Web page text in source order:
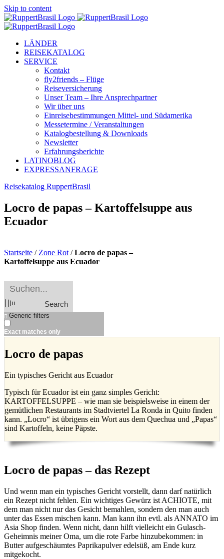
Skip to content
LÄNDER
REISEKATALOG
SERVICE
Kontakt
fly2friends – Flüge
Reiseversicherung
Unser Team – Ihre Ansprechpartner
Wir über uns
Einreisebestimmungen Mittel- und Südamerika
Messetermine / Veranstaltungen
Katalogbestellung & Downloads
Newsletter
Erfahrungsberichte
LATINOBLOG
EXPRESSANFRAGE
Reisekatalog RuppertBrasil
Locro de papas – Kartoffelsuppe aus
Ecuador
Startseite / Zone Rot /Locro de papas –
Kartoffelsuppe aus Ecuador
Search
Generic filters
Exact matches only
Locro de papas
Ein typisches Gericht aus Ecuador
Typisch für Ecuador ist ein ganz simples Gericht:
KARTOFFELSUPPE – wie man sie beispielsweise in einem der
gemütlichen Restaurants im Stadtviertel La Ronda in Quito finden
kann. „Locro“ ist übrigens ein Wort aus dem Quechua und „Papas“
sind Kartoffeln, keine Päpste.
Locro de papas – das Rezept
Und wenn man ein typisches Gericht vorstellt, dann darf natürlich
ein Rezept nicht fehlen. Ein wichtiges Gewürz ist ACHIOTE, mit
dem man nicht nur das Gesicht bemahlen, sondern den man auch
unter das Essen mischen kann. Man kann ihn evtl. als ANNATO im
Asia Shop finden. Wenn nicht, dann hilft vielleicht ein Gulasch-
Geheimnis meiner Oma, um die rote Farbe hinzubekommen: in
Butter aufgeschäumtes Paprikapulver edelsüß, am Ende kurz
mitgekocht.